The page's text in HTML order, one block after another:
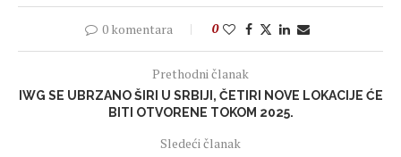
0 komentara 0
Prethodni članak
IWG SE UBRZANO ŠIRI U SRBIJI, ČETIRI NOVE LOKACIJE ĆE
BITI OTVORENE TOKOM 2025.
Sledeći članak